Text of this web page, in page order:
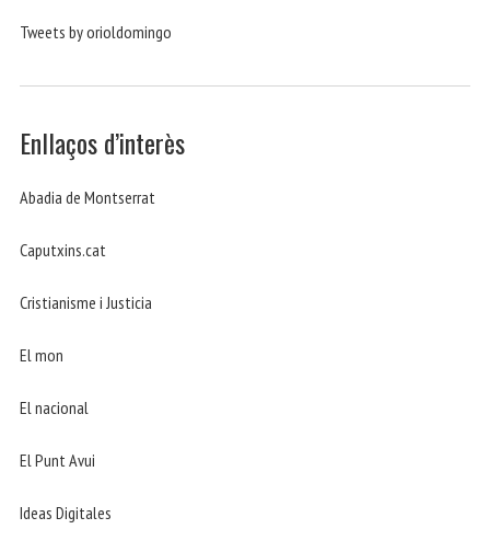
Tweets by orioldomingo
Enllaços d’interès
Abadia de Montserrat
Caputxins.cat
Cristianisme i Justicia
El mon
El nacional
El Punt Avui
Ideas Digitales